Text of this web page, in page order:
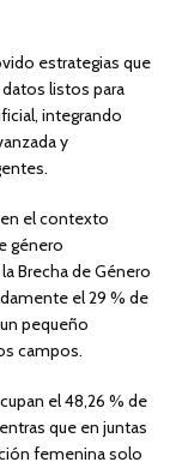
estrategias que
listos para
integrando
y
el contexto
género
Brecha de Género
el 29 % de
pequeño
campos.
el 48,26 % de
que en juntas
femenina solo